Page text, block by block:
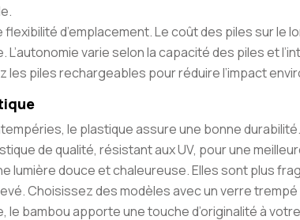
d’emplacement. Le coût des piles sur
varie selon la capacité des piles et
les piles rechargeables pour réduire l’impact
le plastique assure une bonne
de qualité, résistant aux UV, pour une
lumière douce et chaleureuse. Elles sont plus
Choisissez des modèles avec un verre
bambou apporte une touche d’originalité à